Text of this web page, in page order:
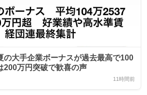
の大手企業ボーナスが過去最高で100
万円突破で歓喜の声
11時間前